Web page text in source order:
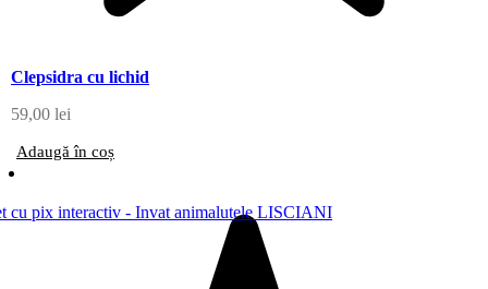
Clepsidra cu lichid
59,00 lei
Adaugă în coș